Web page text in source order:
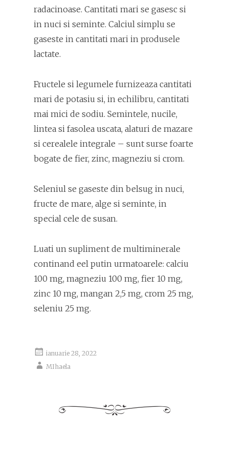
radacinoase. Cantitati mari se gasesc si
in nuci si seminte. Calciul simplu se
gaseste in cantitati mari in produsele
lactate.
Fructele si legumele furnizeaza cantitati
mari de potasiu si, in echilibru, cantitati
mai mici de sodiu. Semintele, nucile,
lintea si fasolea uscata, alaturi de mazare
si cerealele integrale – sunt surse foarte
bogate de fier, zinc, magneziu si crom.
Seleniul se gaseste din belsug in nuci,
fructe de mare, alge si seminte, in
special cele de susan.
Luati un supliment de multiminerale
continand eel putin urmatoarele: calciu
100 mg, magneziu 100 mg, fier 10 mg,
zinc 10 mg, mangan 2,5 mg, crom 25 mg,
seleniu 25 mg.
ianuarie 28, 2022
MIhaela